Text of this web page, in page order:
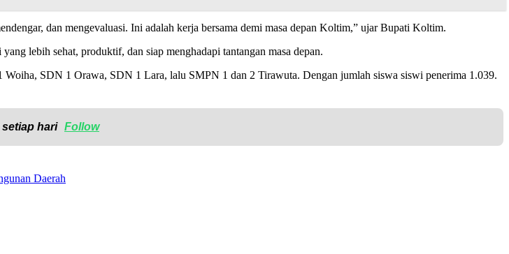
dan mengevaluasi. Ini adalah kerja bersama demi masa depan Koltim,” ujar Bupati Koltim.
lebih sehat, produktif, dan siap menghadapi tantangan masa depan.
SDN 1 Orawa, SDN 1 Lara, lalu SMPN 1 dan 2 Tirawuta. Dengan jumlah siswa siswi penerima 1.039.
hari Follow
Daerah